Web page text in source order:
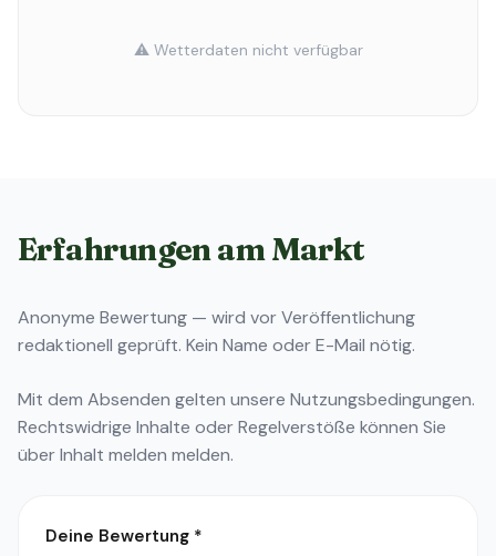
⚠️ Wetterdaten nicht verfügbar
Erfahrungen am Markt
Anonyme Bewertung — wird vor Veröffentlichung
redaktionell geprüft. Kein Name oder E-Mail nötig.
Mit dem Absenden gelten unsere Nutzungsbedingungen.
Rechtswidrige Inhalte oder Regelverstöße können Sie
überInhalt melden melden.
Deine Bewertung *